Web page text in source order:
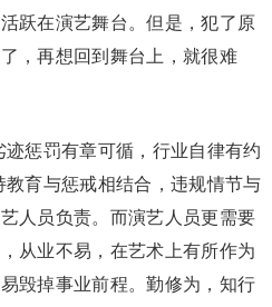
跃在演艺舞台。但是，犯了原
，再想回到舞台上，就很难
惩罚有章可循，行业自律有约
教育与惩戒相结合，违规情节与
人员负责。而演艺人员更需要
从业不易，在艺术上有所作为
毁掉事业前程。勤修为，知行